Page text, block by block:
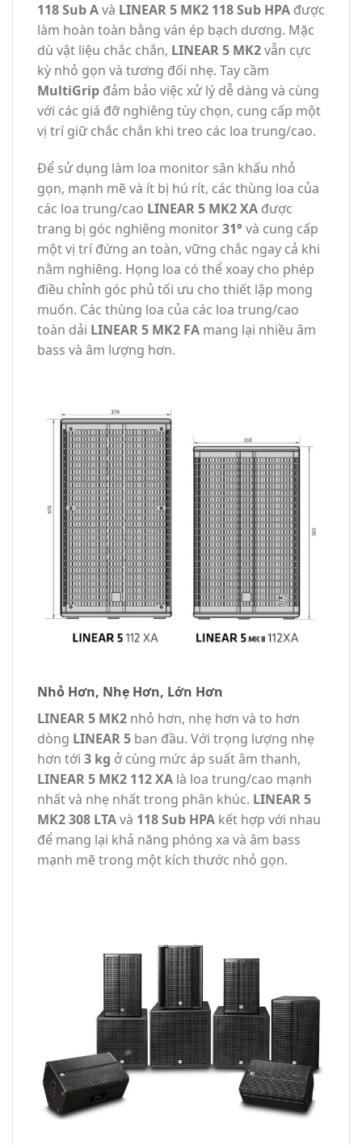
118 Sub Avà LINEAR 5 MK2 118 Sub HPA được
làm hoàn toàn bằng ván ép bạch dương. Mặc
dù vật liệu chắc chắn, LINEAR 5 MK2vẫn cực
kỳ nhỏ gọn và tương đối nhẹ. Tay cầm
MultiGrip đảm bảo việc xử lý dễ dàng và cùng
với các giá đỡ nghiêng tùy chọn, cung cấp một
vị trí giữ chắc chắn khi treo các loa trung/cao.
Để sử dụng làm loa monitor sân khấu nhỏ
gọn, mạnh mẽ và ít bị hú rít, các thùng loa của
các loa trung/cao LINEAR 5 MK2 XA được
trang bị góc nghiêng monitor31° và cung cấp
một vị trí đứng an toàn, vững chắc ngay cả khi
nằm nghiêng. Họng loa có thể xoay cho phép
điều chỉnh góc phủ tối ưu cho thiết lập mong
muốn. Các thùng loa của các loa trung/cao
toàn dải LINEAR 5 MK2 FA mang lại nhiều âm
bass và âm lượng hơn.
Nhỏ Hơn, Nhẹ Hơn, Lớn Hơn
LINEAR 5 MK2 nhỏ hơn, nhẹ hơn và to hơn
dòng LINEAR 5 ban đầu. Với trọng lượng nhẹ
hơn tới 3 kg ở cùng mức áp suất âm thanh,
LINEAR 5 MK2 112 XA là loa trung/cao mạnh
nhất và nhẹ nhất trong phân khúc. LINEAR 5
MK2 308 LTAvà 118 Sub HPA kết hợp với nhau
để mang lại khả năng phóng xa và âm bass
mạnh mẽ trong một kích thước nhỏ gọn.